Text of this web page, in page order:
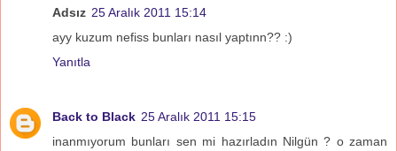
Adsız 25 Aralık 2011 15:14
ayy kuzum nefiss bunları nasıl yaptınn?? :)
Yanıtla
Back to Black 25 Aralık 2011 15:15
inanmıyorum bunları sen mi hazırladın Nilgün ? o zaman